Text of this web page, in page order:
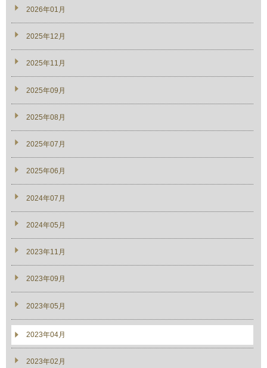
2026年01月
2025年12月
2025年11月
2025年09月
2025年08月
2025年07月
2025年06月
2024年07月
2024年05月
2023年11月
2023年09月
2023年05月
2023年04月
2023年02月